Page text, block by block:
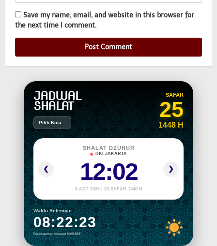
Save my name, email, and website in this browser for
the next time I comment.
JADWAL
SHALAT
Pilih Kota...
SAFAR
25
1448 H
❮
SHALAT DZUHUR
DKI JAKARTA
12:02
8 AGT 2026 | 25 SAFAR 1448 H
❯
Waktu Setempat :
08:22:24
Disesuaikan dengan MABIMS